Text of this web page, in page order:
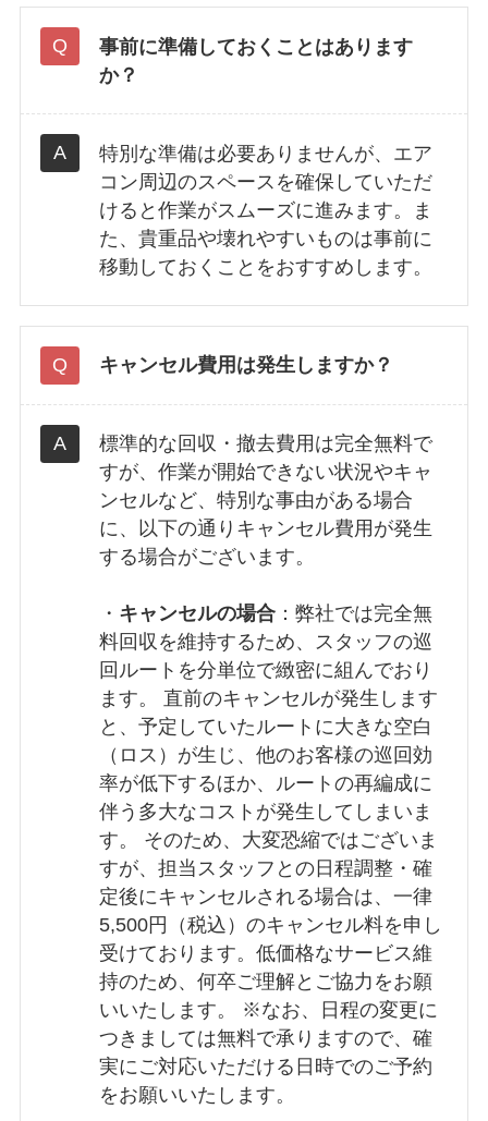
事前に準備しておくことはあります
か？
特別な準備は必要ありませんが、エア
コン周辺のスペースを確保していただ
けると作業がスムーズに進みます。ま
た、貴重品や壊れやすいものは事前に
移動しておくことをおすすめします。
キャンセル費用は発生しますか？
標準的な回収・撤去費用は完全無料で
すが、作業が開始できない状況やキャ
ンセルなど、特別な事由がある場合
に、以下の通りキャンセル費用が発生
する場合がございます。
・ キャンセルの場合：弊社では完全無
料回収を維持するため、スタッフの巡
回ルートを分単位で緻密に組んでおり
ます。 直前のキャンセルが発生します
と、予定していたルートに大きな空白
（ロス）が生じ、他のお客様の巡回効
率が低下するほか、ルートの再編成に
伴う多大なコストが発生してしまいま
す。 そのため、大変恐縮ではございま
すが、担当スタッフとの日程調整・確
定後にキャンセルされる場合は、一律
5,500円（税込）のキャンセル料を申し
受けております。低価格なサービス維
持のため、何卒ご理解とご協力をお願
いいたします。 ※なお、日程の変更に
つきましては無料で承りますので、確
実にご対応いただける日時でのご予約
をお願いいたします。